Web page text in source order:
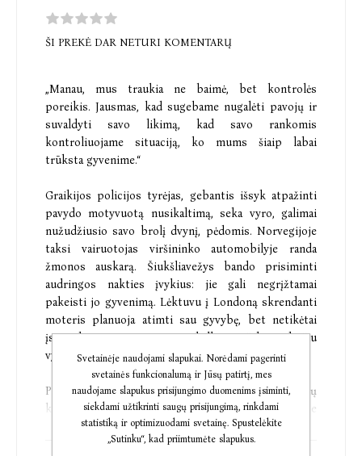
ŠI PREKĖ DAR NETURI KOMENTARŲ
„Manau, mus traukia ne baimė, bet kontrolės
poreikis. Jausmas, kad sugebame nugalėti pavojų ir
suvaldyti savo likimą, kad savo rankomis
kontroliuojame situaciją, ko mums šiaip labai
trūksta gyvenime.“
Graikijos policijos tyrėjas, gebantis išsyk atpažinti
pavydo motyvuotą nusikaltimą, seka vyro, galimai
nužudžiusio savo brolį dvynį, pėdomis. Norvegijoje
taksi vairuotojas viršininko automobilyje randa
žmonos auskarą. Šiukšliavežys bando prisiminti
audringos nakties įvykius: jie gali negrįžtamai
pakeisti jo gyvenimą. Lėktuvu į Londoną skrendanti
moteris planuoja atimti sau gyvybę, bet netikėtai
įsitraukia į intriguojantį pokalbį su šalia sėdinčiu
vyru.
Pirmajame Skandinavijos detektyvinių romanų
karaliumi tituluojamo Jo Nesbø apsakymų rinkinyje
gausu jo kūrybai būdingų šokiruojančių siužeto
vingių ir meistriškų atomazgų. Tamsūs ir įtampos
Svetainėje naudojami slapukai. Norėdami pagerinti
svetainės funkcionalumą ir Jūsų patirtį, mes
naudojame slapukus prisijungimo duomenims įsiminti,
siekdami užtikrinti saugų prisijungimą, rinkdami
statistiką ir optimizuodami svetainę. Spustelėkite
„Sutinku“, kad priimtumėte slapukus.